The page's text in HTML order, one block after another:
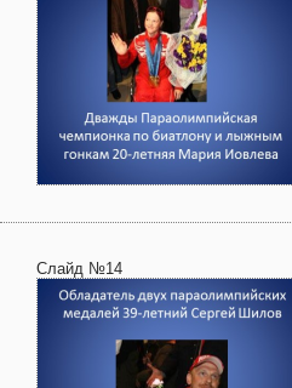
Слайд №14